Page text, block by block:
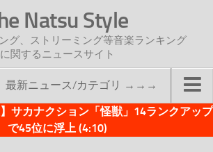
Natsu Style
グ、ストリーミング等音楽ランキング
に関するニュースサイト
最新ニュース/カテゴリ →→→
】サカナクション「怪獣」14ランクアップ
で45位に浮上 (4:10)